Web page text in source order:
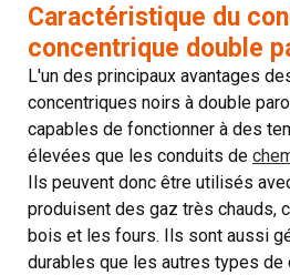
Caractéristique du
concentrique double
L'un des principaux avantages
concentriques noirs à double
capables de fonctionner à des
élevées que les conduits de
Ils peuvent donc être utilisés
produisent des gaz très chauds,
bois et les fours. Ils sont aussi
durables que les autres types de